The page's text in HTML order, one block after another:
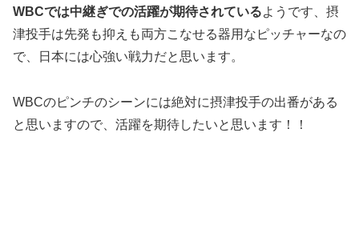
WBCでは中継ぎでの活躍が期待されているようです、摂
津投手は先発も抑えも両方こなせる器用なピッチャーなの
で、日本には心強い戦力だと思います。
WBCのピンチのシーンには絶対に摂津投手の出番がある
と思いますので、活躍を期待したいと思います！！